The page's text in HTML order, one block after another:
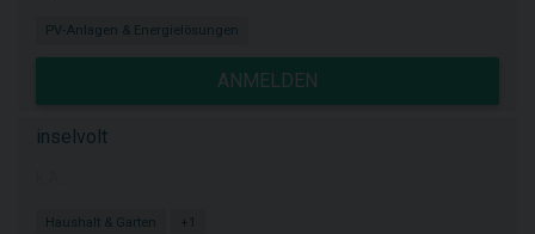
PV-Anlagen & Energielösungen
ANMELDEN
inselvolt
Haushalt & Garten +1